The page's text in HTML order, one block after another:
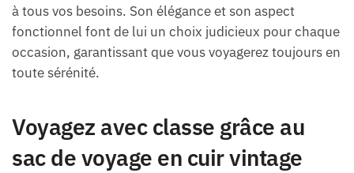
à tous vos besoins. Son élégance et son aspect
fonctionnel font de lui un choix judicieux pour chaque
occasion, garantissant que vous voyagerez toujours en
toute sérénité.
Voyagez avec classe grâce au
sac de voyage en cuir vintage